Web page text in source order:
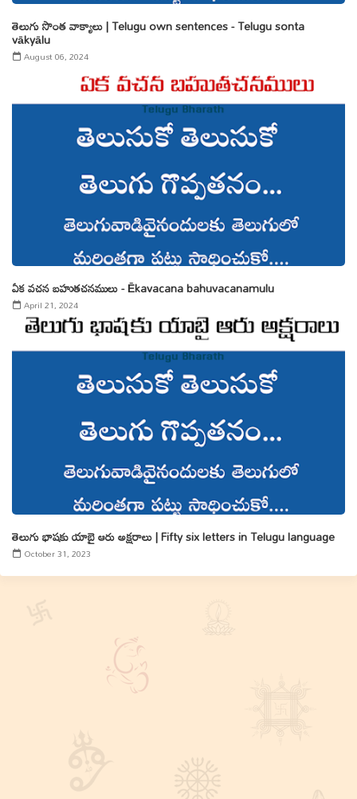
తెలుగు సొంత వాక్యాలు | Telugu own sentences - Telugu sonta
vākyālu
August 06, 2024
ఏక వచన బహుతచనములు - Ēkavacana bahuvacanamulu
April 21, 2024
తెలుగు భాషకు యాబై ఆరు అక్షరాలు | Fifty six letters in Telugu language
October 31, 2023